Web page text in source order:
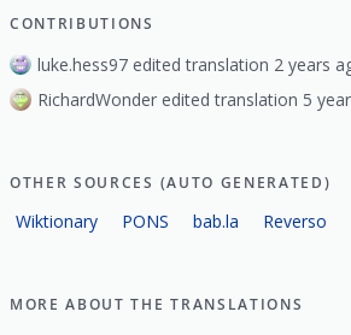
CONTRIBUTIONS
luke.hess97 edited translation 2 years
RichardWonder edited translation 5
OTHER SOURCES (AUTO GENERATED)
Wiktionary PONS bab.la Reverso
MORE ABOUT THE TRANSLATIONS